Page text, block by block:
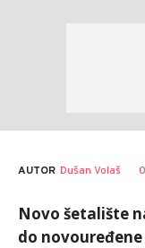
AUTOR Dušan Volaš 0
Novo šetalište
do